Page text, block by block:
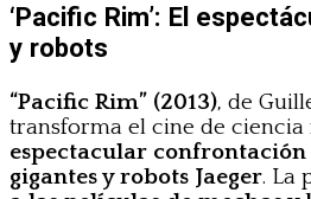
‘Pacific Rim’: El
y robots
“Pacific Rim” (2013), de
transforma el cine de
espectacular
gigantes y robots Jaeger. La